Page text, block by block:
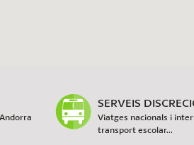
SERVEIS
Viatges nacionals i
transport escolar...